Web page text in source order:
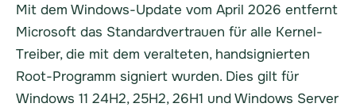
Mit dem Windows-Update vom April 2026 entfernt
Microsoft das Standardvertrauen für alle Kernel-
Treiber, die mit dem veralteten, handsignierten
Root-Programm signiert wurden. Dies gilt für
Windows 11 24H2, 25H2, 26H1 und Windows Server